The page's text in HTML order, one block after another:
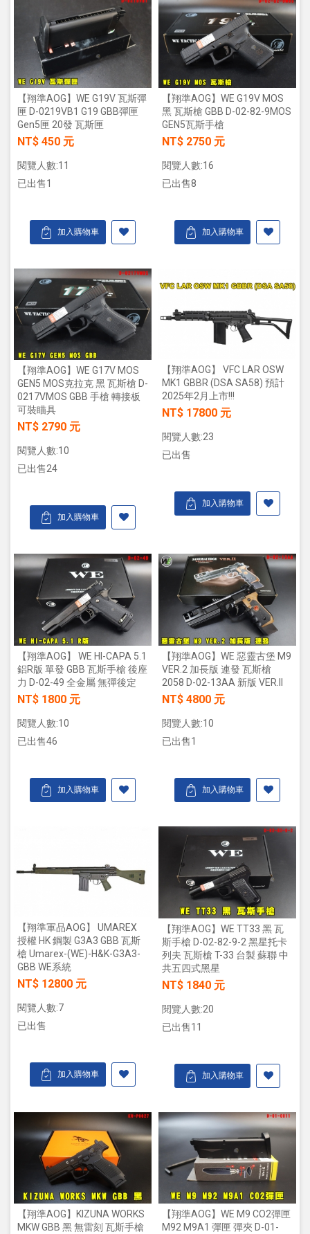
【翔準AOG】WE G19V 瓦斯彈
匣 D-0219VB1 G19 GBB彈匣
Gen5匣 20發 瓦斯匣
NT$ 450 元
閱覽人數:11
已出售1
加入購物車
【翔準AOG】WE G19V MOS
黑 瓦斯槍 GBB D-02-82-9MOS
GEN5瓦斯手槍
NT$ 2750 元
閱覽人數:16
已出售8
加入購物車
【翔準AOG】WE G17V MOS
GEN5 MOS克拉克 黑 瓦斯槍 D-
0217VMOS GBB 手槍 轉接板
可裝瞄具
NT$ 2790 元
閱覽人數:10
已出售24
加入購物車
【翔準AOG】 VFC LAR OSW
MK1 GBBR (DSA SA58) 預計
2025年2月上市!!!
NT$ 17800 元
閱覽人數:23
已出售
加入購物車
【翔準AOG】 WE HI-CAPA 5.1
鋁R版 單發 GBB 瓦斯手槍 後座
力 D-02-49 全金屬 無彈後定
NT$ 1800 元
閱覽人數:10
已出售46
加入購物車
【翔準AOG】WE 惡靈古堡 M9
VER.2 加長版 連發 瓦斯槍
2058 D-02-13AA 新版 VER.II
NT$ 4800 元
閱覽人數:10
已出售1
加入購物車
【翔準軍品AOG】 UMAREX
授權 HK 鋼製 G3A3 GBB 瓦斯
槍 Umarex-(WE)-H&K-G3A3-
GBB WE系統
NT$ 12800 元
閱覽人數:7
已出售
加入購物車
【翔準AOG】WE TT33 黑 瓦
斯手槍 D-02-82-9-2 黑星托卡
列夫 瓦斯槍 T-33 台製 蘇聯 中
共五四式黑星
NT$ 1840 元
閱覽人數:20
已出售11
加入購物車
【翔準AOG】KIZUNA WORKS
MKW GBB 黑 無雷刻 瓦斯手槍
【翔準AOG】WE M9 CO2彈匣
M92 M9A1 彈匣 彈夾 D-01-